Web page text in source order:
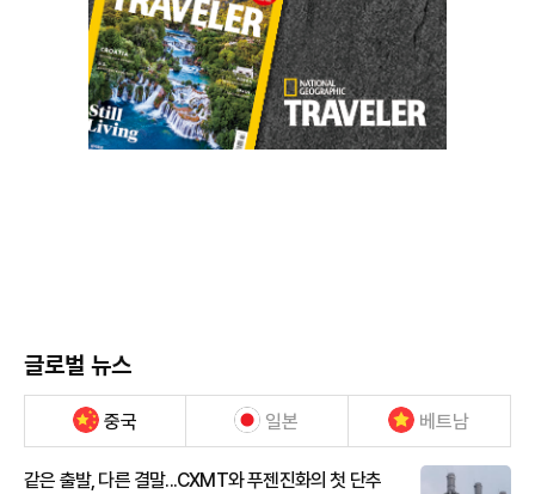
글로벌 뉴스
중국 일본 베트남
같은 출발, 다른 결말...CXMT와 푸젠진화의 첫 단추